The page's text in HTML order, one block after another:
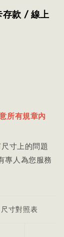
存款 / 線上
所有規章內
寸上的問題
專人為您服務
照表